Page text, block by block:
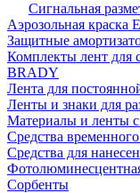
Сигнальная
Аэрозольная краска
Защитные
Комплекты лент для
BRADY
Лента для
Ленты и знаки для
Материалы и ленты
Средства
Средства для
Сорбенты